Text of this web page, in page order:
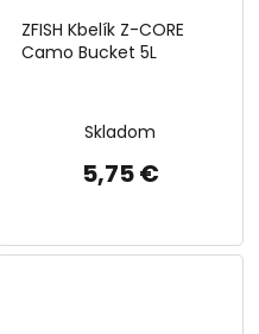
ZFISH Kbelík Z-CORE
Camo Bucket 5L
Skladom
5,75 €